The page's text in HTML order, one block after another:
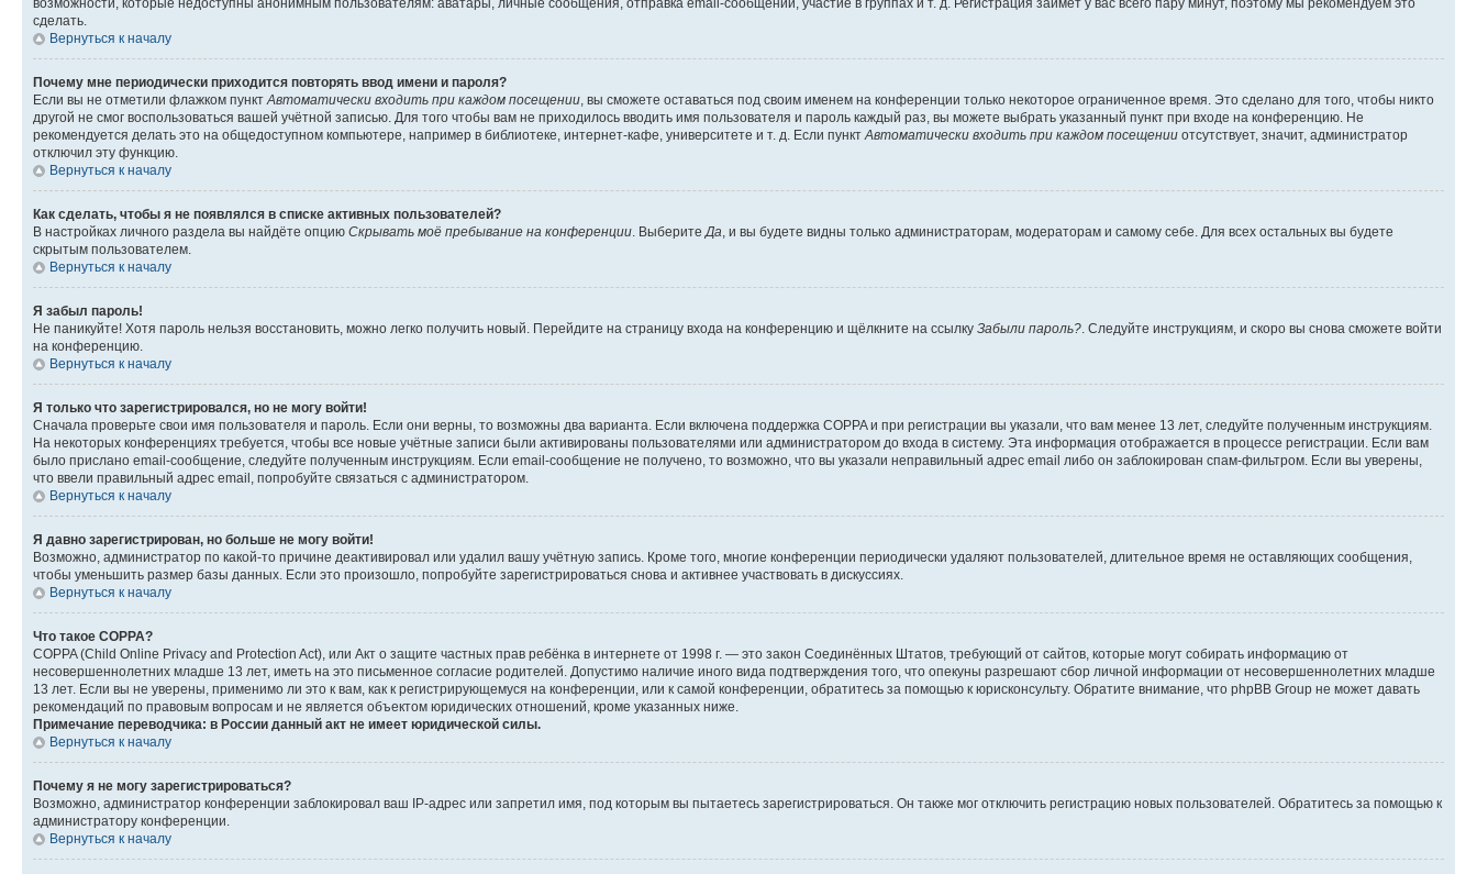
возможности, которые недоступны анонимным пользователям: аватары, личные сообщения, отправка email-сообщений, участие в группах и т. д. Регистрация займёт у вас всего пару минут, поэтому мы рекомендуем это
сделать.
Вернуться к началу
Почему мне периодически приходится повторять ввод имени и пароля?
Если вы не отметили флажком пунктАвтоматически входить при каждом посещении, вы сможете оставаться под своим именем на конференции только некоторое ограниченное время. Это сделано для того, чтобы никто
другой не смог воспользоваться вашей учётной записью. Для того чтобы вам не приходилось вводить имя пользователя и пароль каждый раз, вы можете выбрать указанный пункт при входе на конференцию. Не
рекомендуется делать это на общедоступном компьютере, например в библиотеке, интернет-кафе, университете и т. д. Если пунктАвтоматически входить при каждом посещении отсутствует, значит, администратор
отключил эту функцию.
Вернуться к началу
Как сделать, чтобы я не появлялся в списке активных пользователей?
В настройках личного раздела вы найдёте опцию Скрывать моё пребывание на конференции. ВыберитеДа, и вы будете видны только администраторам, модераторам и самому себе. Для всех остальных вы будете
скрытым пользователем.
Вернуться к началу
Я забыл пароль!
Не паникуйте! Хотя пароль нельзя восстановить, можно легко получить новый. Перейдите на страницу входа на конференцию и щёлкните на ссылку Забыли пароль?. Следуйте инструкциям, и скоро вы снова сможете войти
на конференцию.
Вернуться к началу
Я только что зарегистрировался, но не могу войти!
Сначала проверьте свои имя пользователя и пароль. Если они верны, то возможны два варианта. Если включена поддержка COPPA и при регистрации вы указали, что вам менее 13 лет, следуйте полученным инструкциям.
На некоторых конференциях требуется, чтобы все новые учётные записи были активированы пользователями или администратором до входа в систему. Эта информация отображается в процессе регистрации. Если вам
было прислано email-сообщение, следуйте полученным инструкциям. Если email-сообщение не получено, то возможно, что вы указали неправильный адрес email либо он заблокирован спам-фильтром. Если вы уверены,
что ввели правильный адрес email, попробуйте связаться с администратором.
Вернуться к началу
Я давно зарегистрирован, но больше не могу войти!
Возможно, администратор по какой-то причине деактивировал или удалил вашу учётную запись. Кроме того, многие конференции периодически удаляют пользователей, длительное время не оставляющих сообщения,
чтобы уменьшить размер базы данных. Если это произошло, попробуйте зарегистрироваться снова и активнее участвовать в дискуссиях.
Вернуться к началу
Что такое COPPA?
COPPA (Child Online Privacy and Protection Act), или Акт о защите частных прав ребёнка в интернете от 1998 г. — это закон Соединённых Штатов, требующий от сайтов, которые могут собирать информацию от
несовершеннолетних младше 13 лет, иметь на это письменное согласие родителей. Допустимо наличие иного вида подтверждения того, что опекуны разрешают сбор личной информации от несовершеннолетних младше
13 лет. Если вы не уверены, применимо ли это к вам, как к регистрирующемуся на конференции, или к самой конференции, обратитесь за помощью к юрисконсульту. Обратите внимание, что phpBB Group не может давать
рекомендаций по правовым вопросам и не является объектом юридических отношений, кроме указанных ниже.
Примечание переводчика: в России данный акт не имеет юридической силы.
Вернуться к началу
Почему я не могу зарегистрироваться?
Возможно, администратор конференции заблокировал ваш IP-адрес или запретил имя, под которым вы пытаетесь зарегистрироваться. Он также мог отключить регистрацию новых пользователей. Обратитесь за помощью к
администратору конференции.
Вернуться к началу